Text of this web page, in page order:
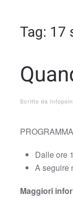
Tag: 17
Scritto da
PROGRAMMA
Dalle ore
A seguire
Maggiori